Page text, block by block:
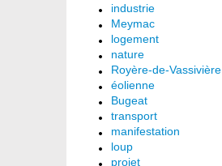
industrie
Meymac
logement
nature
Royère-de-Vassivière
éolienne
Bugeat
transport
manifestation
loup
projet